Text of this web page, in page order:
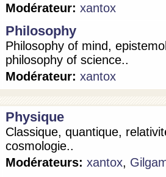
Modérateur: xantox
Philosophy
Philosophy of mind,
philosophy of science..
Modérateur: xantox
Physique
Classique, quantique,
cosmologie..
Modérateurs: xantox,